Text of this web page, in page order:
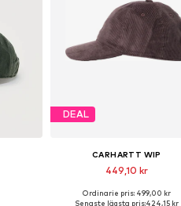
DEAL
CARHARTT WIP
449,10 kr
Tillgängliga storlekar: 55-60
Ordinarie pris: 499,00 kr
Senaste lägsta pris:424,15 kr